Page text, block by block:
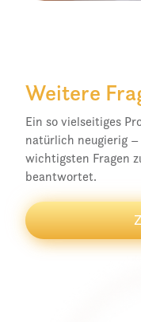
Weitere
Ein so vielseitiges
natürlich neugierig
wichtigsten Fragen
beantwortet.